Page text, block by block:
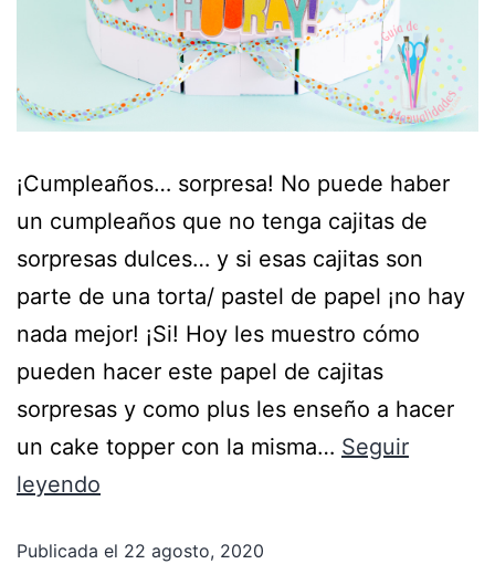
¡Cumpleaños… sorpresa! No puede haber
un cumpleaños que no tenga cajitas de
sorpresas dulces… y si esas cajitas son
parte de una torta/ pastel de papel ¡no hay
nada mejor! ¡Si! Hoy les muestro cómo
pueden hacer este papel de cajitas
sorpresas y como plus les enseño a hacer
un cake topper con la misma… Seguir
leyendo
Publicada el 22 agosto, 2020